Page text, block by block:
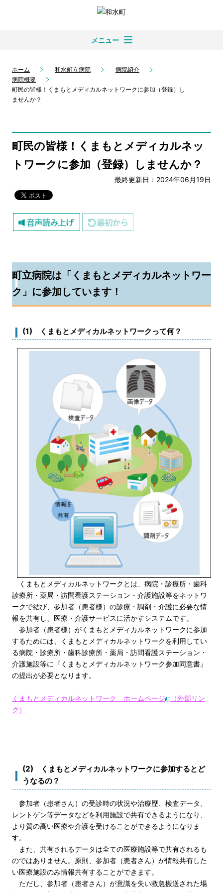
メニュー
ホーム 和水町立病院
病院紹介
病院概要
町民の皆様！くまもとメディカルネットワークに参加（登録）し
ませんか？
町民の皆様！くまもとメディカルネッ
トワークに参加（登録）しませんか？
最終更新日：2024年06月19日
町立病院は「くまもとメディカルネットワー
ク」に参加しています！
(1) くまもとメディカルネットワークって何？
くまもとメディカルネットワークとは、病院・診療所・歯科
診療所・薬局・訪問看護ステーション・介護施設等をネットワ
ークで結び、参加者（患者様）の診療・調剤・介護に必要な情
報を共有し、医療・介護サービスに活かすシステムです。
参加者（患者様）がくまもとメディカルネットワークに参加
するためには、くまもとメディカルネットワークを利用してい
る病院・診療所・歯科診療所・薬局・訪問看護ステーション・
介護施設等に『くまもとメディカルネットワーク参加同意書』
の提出が必要となります。
くまもとメディカルネットワーク ホームページ
（外部リン
ク）
(2) くまもとメディカルネットワークに参加するとど
うなるの？
参加者（患者さん）の受診時の状況や治療歴、検査データ、
レントゲン等データなどを利用施設で共有できるようになり、
より質の高い医療や介護を受けることができるようになりま
す。
また、共有されるデータは全ての医療施設等で共有されるも
のではありません。原則、参加者（患者さん）が情報共有した
い医療施設のみ情報共有することができます。
ただし、参加者（患者さん）が意識を失い救急搬送された場